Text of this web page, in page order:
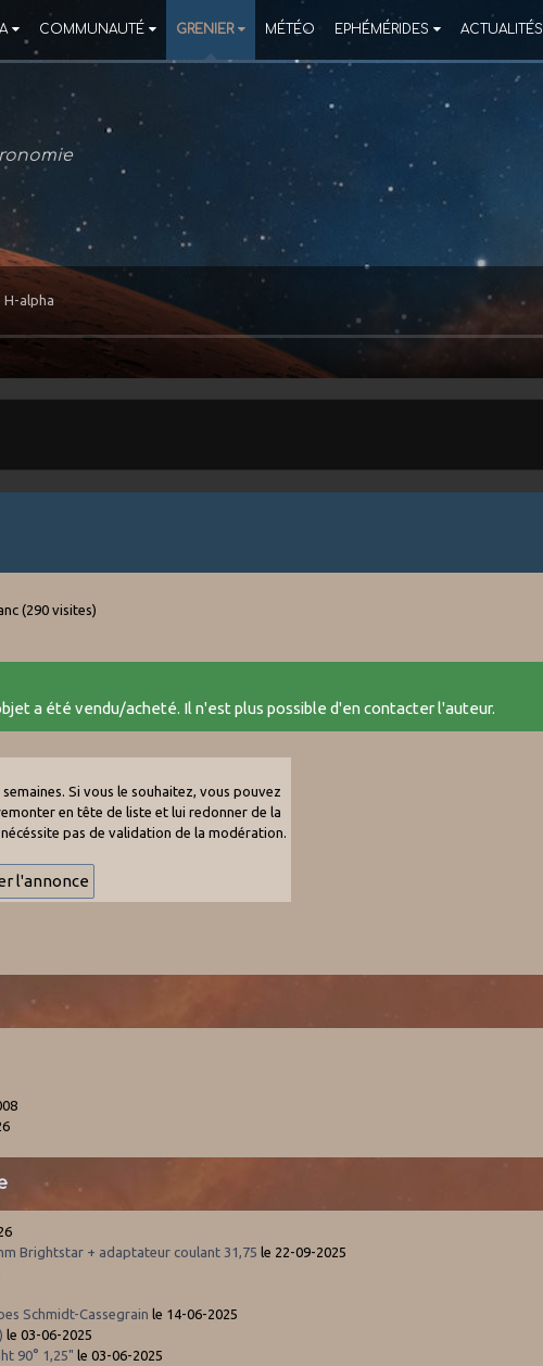
COMMUNAUTÉ GRENIER MÉTÉO EPHÉMÉRIDES ACTUALITÉS
H-alpha
(290 visites)
a été vendu/acheté. Il n'est plus possible d'en contacter l'auteur.
Si vous le souhaitez, vous pouvez
en tête de liste et lui redonner de la
pas de validation de la modération.
Brightstar + adaptateur coulant 31,75 le 22-09-2025
Schmidt-Cassegrain le 14-06-2025
le 03-06-2025
90° 1,25" le 03-06-2025